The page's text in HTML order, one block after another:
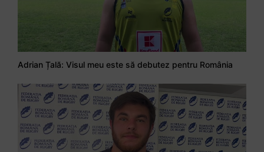
Adrian Țală: Visul meu este să debutez pentru România